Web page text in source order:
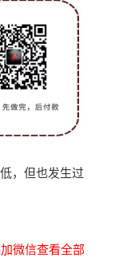
，但也发生过
微信查看全部